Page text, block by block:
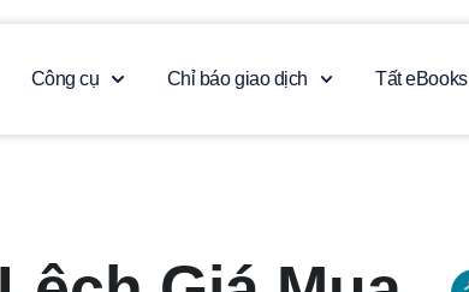
Công cụ Chỉ báo giao dịch Tất eBooks